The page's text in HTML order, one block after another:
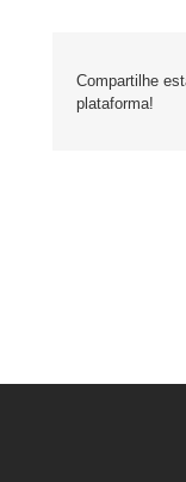
Compartilhe
plataforma!